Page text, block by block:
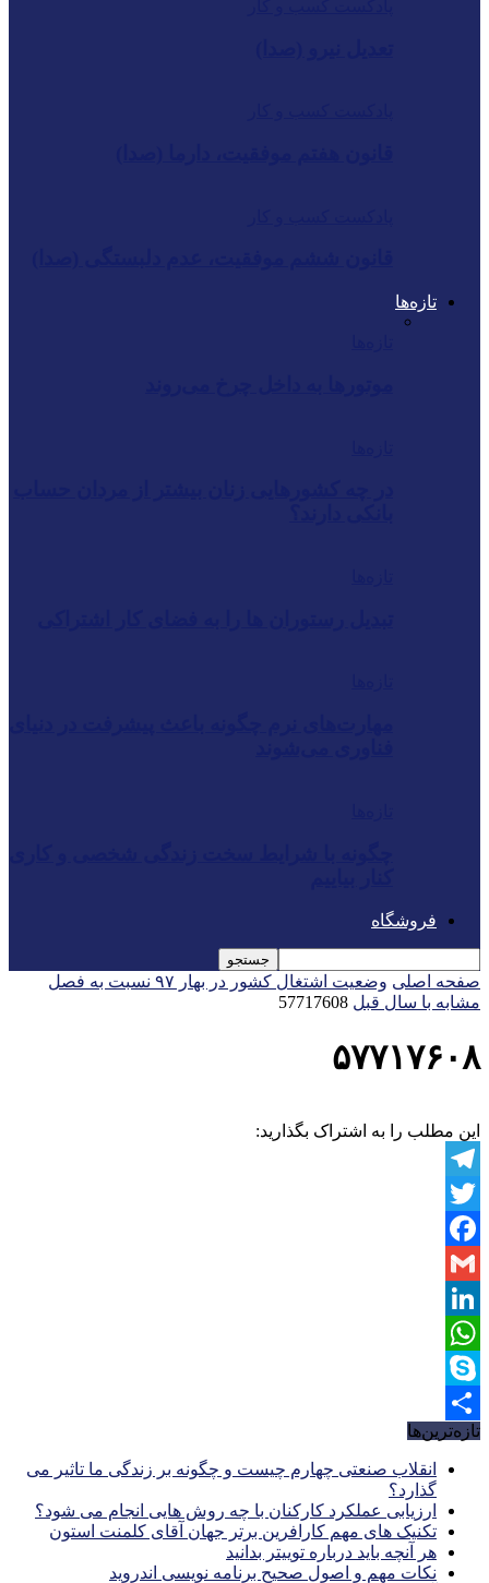
تازه‌ها
فروشگاه
صفحه اصلی
وضعیت اشتغال کشور در بهار ۹۷ نسبت به فصل
مشابه با سال قبل 57717608
۵۷۷۱۷۶۰۸
این مطلب را به اشتراک بگذارید:
Telegram
Twitter
Facebook
Gmail
LinkedIn
WhatsApp
Skype
Share
تازه‌ترین‌ها
انقلاب صنعتی چهارم چیست و چگونه بر زندگی ما تاثیر می
گذارد؟
ارزیابی عملکرد کارکنان با چه روش هایی انجام می شود؟
تکنیک های مهم کارافرین برتر جهان آقای کلمنت استون
هر آنچه باید درباره توییتر بدانید
نکات مهم و اصول صحیح برنامه نویسی اندروید